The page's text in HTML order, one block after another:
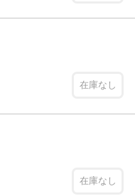
在庫なし
在庫なし